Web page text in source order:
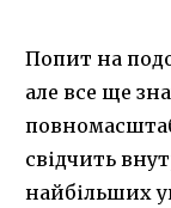
Попит на
але все ще
свідчить
найбільших